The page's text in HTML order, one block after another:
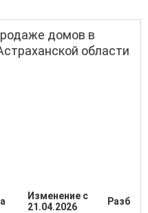
домов в
области
Изменение с
21.04.2026